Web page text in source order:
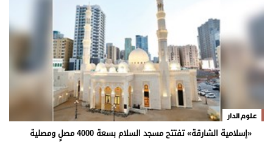
علوم الدار
«إسلامية الشارقة» تفتتح مسجد السلام بسعة 4000 مصلٍ ومصلية